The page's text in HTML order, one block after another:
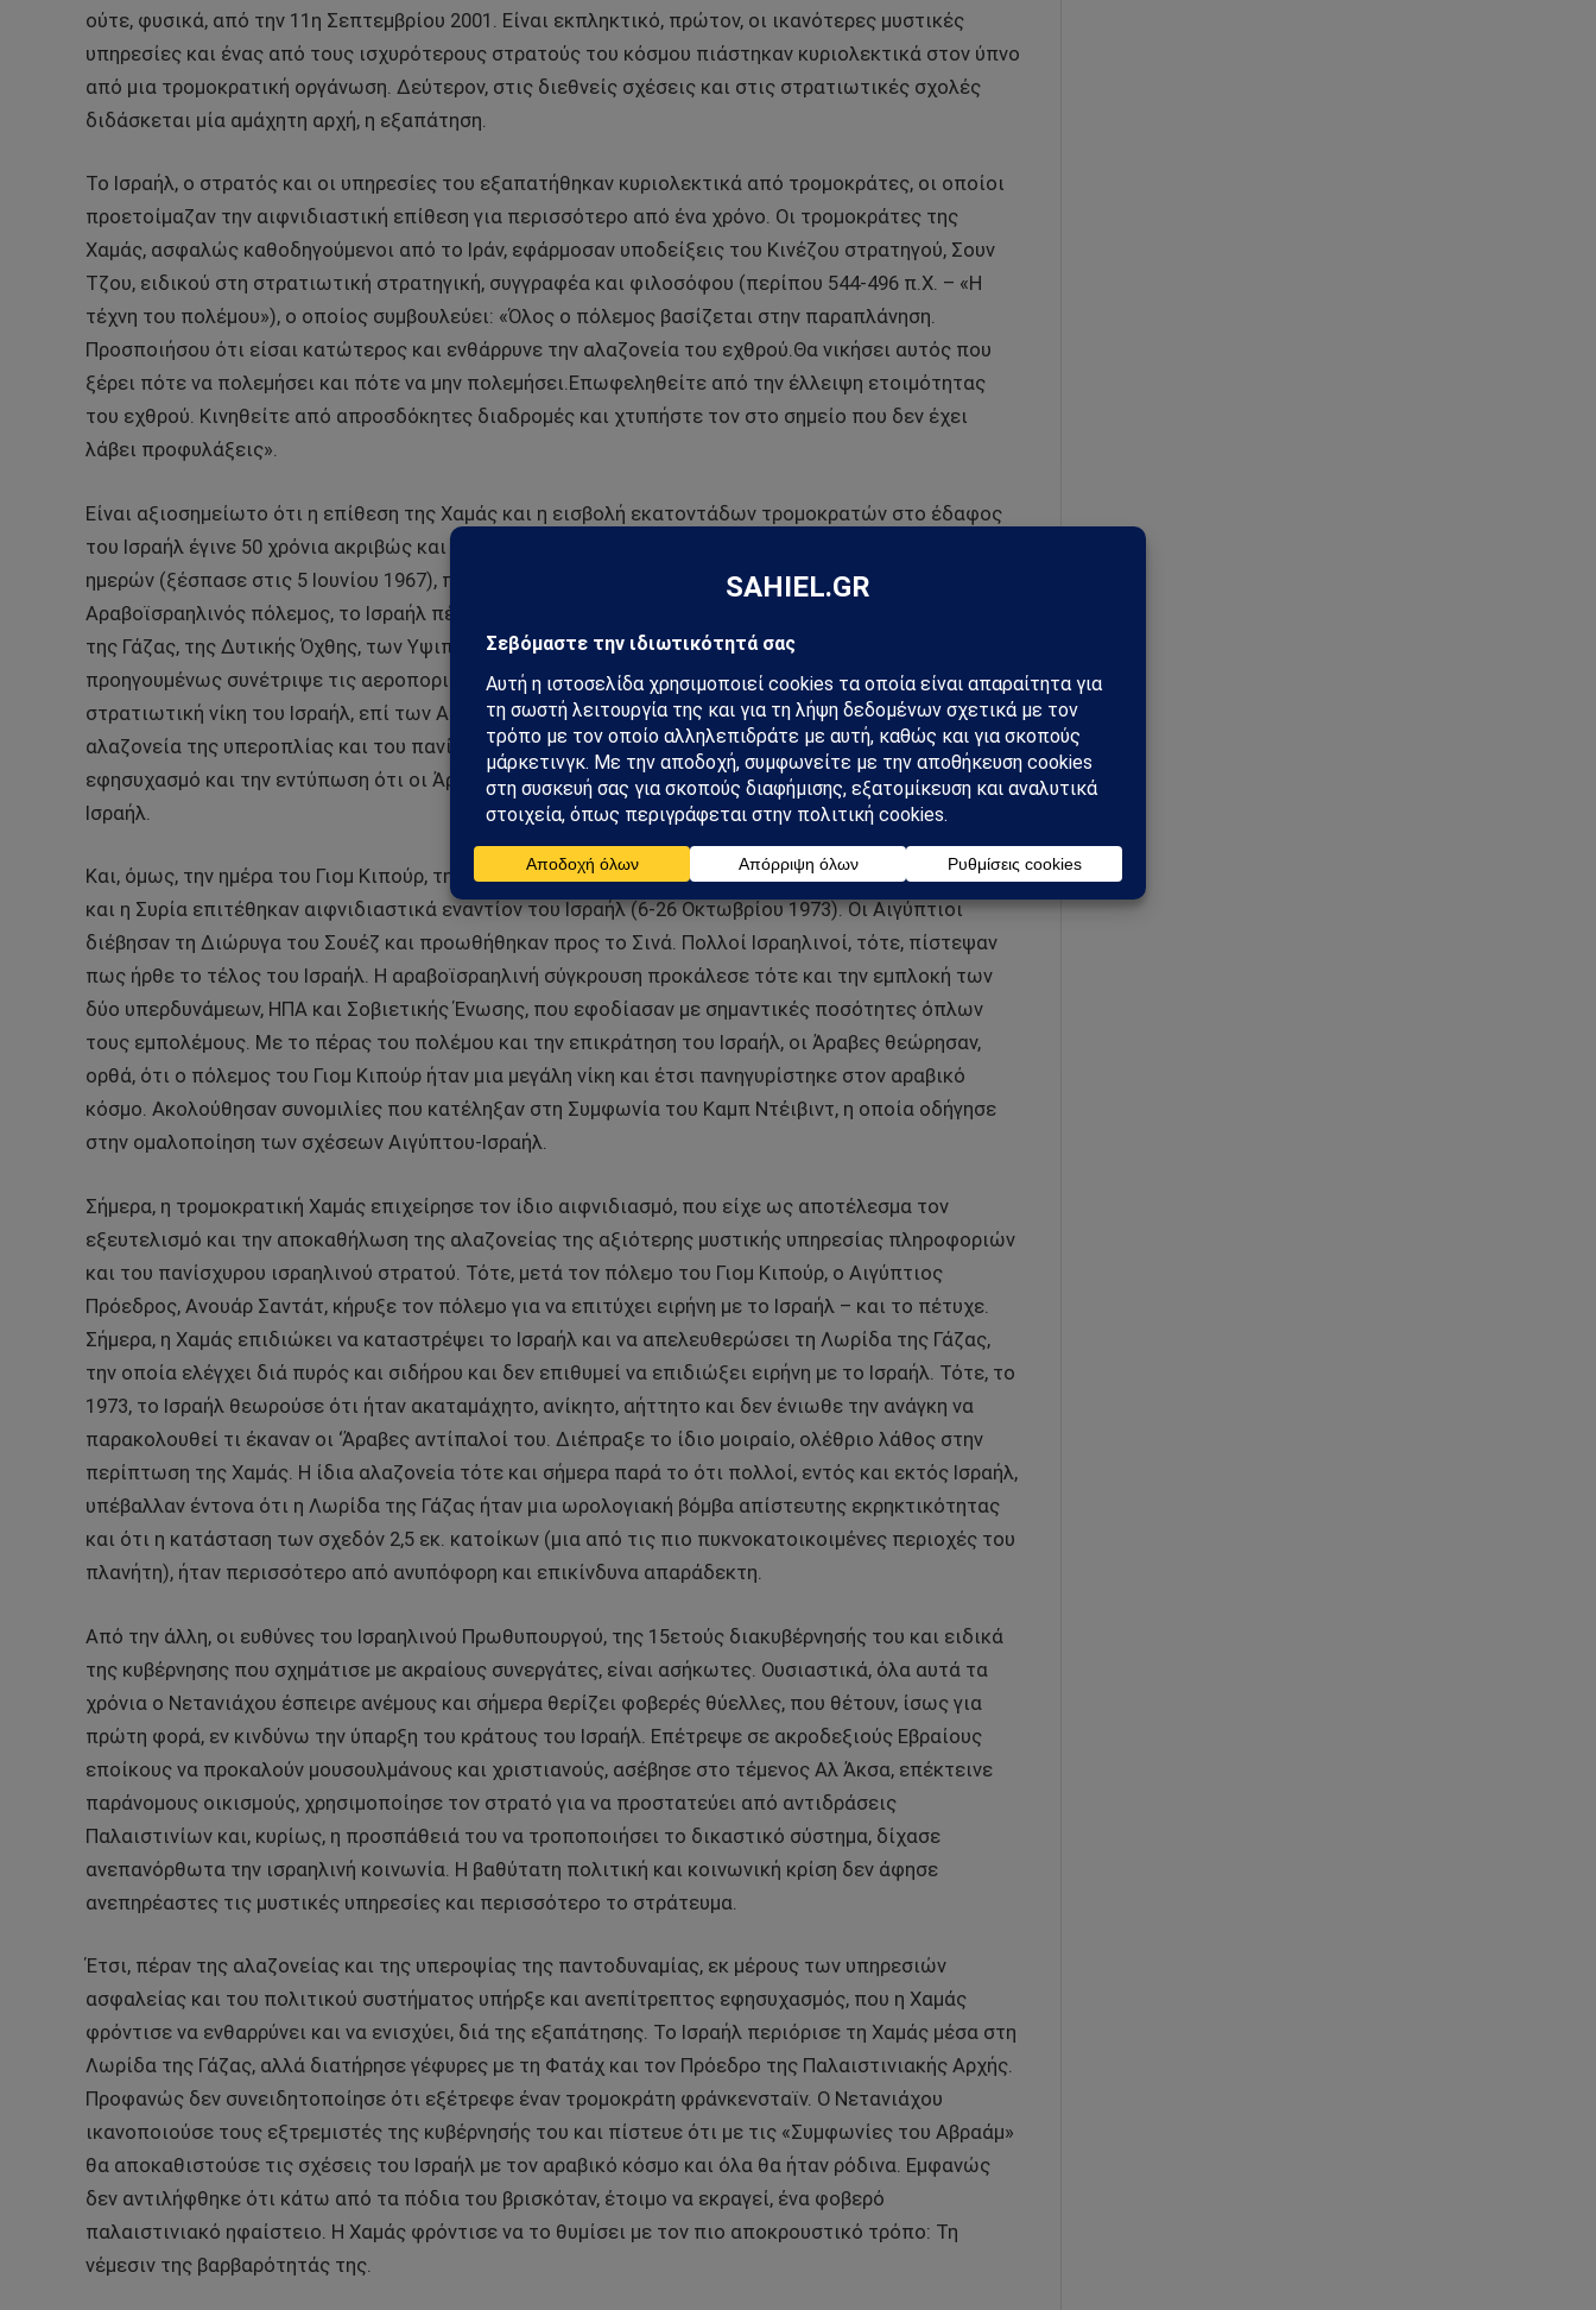
ούτε, φυσικά, από την 11η Σεπτεμβρίου 2001. Είναι εκπληκτικό, πρώτον, οι ικανότερες μυστικές
υπηρεσίες και ένας από τους ισχυρότερους στρατούς του κόσμου πιάστηκαν κυριολεκτικά στον ύπνο
από μια τρομοκρατική οργάνωση. Δεύτερον, στις διεθνείς σχέσεις και στις στρατιωτικές σχολές
διδάσκεται μία αμάχητη αρχή, η εξαπάτηση.
Το Ισραήλ, ο στρατός και οι υπηρεσίες του εξαπατήθηκαν κυριολεκτικά από τρομοκράτες, οι οποίοι
προετοίμαζαν την αιφνιδιαστική επίθεση για περισσότερο από ένα χρόνο. Οι τρομοκράτες της
Χαμάς, ασφαλώς καθοδηγούμενοι από το Ιράν, εφάρμοσαν υποδείξεις του Κινέζου στρατηγού, Σουν
Τζου, ειδικού στη στρατιωτική στρατηγική, συγγραφέα και φιλοσόφου (περίπου 544-496 π.Χ. – «Η
τέχνη του πολέμου»), ο οποίος συμβουλεύει: «Όλος ο πόλεμος βασίζεται στην παραπλάνηση.
Προσποιήσου ότι είσαι κατώτερος και ενθάρρυνε την αλαζονεία του εχθρού.Θα νικήσει αυτός που
ξέρει πότε να πολεμήσει και πότε να μην πολεμήσει.Επωφεληθείτε από την έλλειψη ετοιμότητας
του εχθρού. Κινηθείτε από απροσδόκητες διαδρομές και χτυπήστε τον στο σημείο που δεν έχει
λάβει προφυλάξεις».
Είναι αξιοσημείωτο ότι η επίθεση της Χαμάς και η εισβολή εκατοντάδων τρομοκρατών στο έδαφος
του Ισραήλ έγινε 50 χρόνια ακριβώς και μία ημέρα μετά την ήττα του, το 1973. Με τον πόλεμο των έξι
ημερών (ξέσπασε στις 5 Ιουνίου 1967), που είναι γνωστός και ως Αραβοϊσραηλινός πόλεμος ή Τρίτος
Αραβοϊσραηλινός πόλεμος, το Ισραήλ πέτυχε τον έλεγχο: Της Ανατολικής Ιερουσαλήμ, της Λωρίδας
της Γάζας, της Δυτικής Όχθης, των Υψιπέδων του Γκολάν και της Χερσονήσου του Σινά, αφού
προηγουμένως συνέτριψε τις αεροπορικές δυνάμεις της Αιγύπτου, της Συρίας και της Ιορδανίας. Η
στρατιωτική νίκη του Ισραήλ, επί των Αράβων αντιπάλων του, οδήγησε σε υπεροψίαν και μέθην, στην
αλαζονεία της υπεροπλίας και του πανίσχυρου του ισραηλινού στρατού. Με αποτέλεσμα τον
εφησυχασμό και την εντύπωση ότι οι Άραβες δεν θα αποτολμούσαν ξανά να επιτεθούν εναντίον του
Ισραήλ.
Και, όμως, την ημέρα του Γιομ Κιπούρ, τη σημαντικότερη εβραϊκή γιορτή του εξιλασμού, η Αίγυπτος
και η Συρία επιτέθηκαν αιφνιδιαστικά εναντίον του Ισραήλ (6-26 Οκτωβρίου 1973). Οι Αιγύπτιοι
διέβησαν τη Διώρυγα του Σουέζ και προωθήθηκαν προς το Σινά. Πολλοί Ισραηλινοί, τότε, πίστεψαν
πως ήρθε το τέλος του Ισραήλ. Η αραβοϊσραηλινή σύγκρουση προκάλεσε τότε και την εμπλοκή των
δύο υπερδυνάμεων, ΗΠΑ και Σοβιετικής Ένωσης, που εφοδίασαν με σημαντικές ποσότητες όπλων
τους εμπολέμους. Με το πέρας του πολέμου και την επικράτηση του Ισραήλ, οι Άραβες θεώρησαν,
ορθά, ότι ο πόλεμος του Γιομ Κιπούρ ήταν μια μεγάλη νίκη και έτσι πανηγυρίστηκε στον αραβικό
κόσμο. Ακολούθησαν συνομιλίες που κατέληξαν στη Συμφωνία του Καμπ Ντέιβιντ, η οποία οδήγησε
στην ομαλοποίηση των σχέσεων Αιγύπτου-Ισραήλ.
Σήμερα, η τρομοκρατική Χαμάς επιχείρησε τον ίδιο αιφνιδιασμό, που είχε ως αποτέλεσμα τον
εξευτελισμό και την αποκαθήλωση της αλαζονείας της αξιότερης μυστικής υπηρεσίας πληροφοριών
και του πανίσχυρου ισραηλινού στρατού. Τότε, μετά τον πόλεμο του Γιομ Κιπούρ, ο Αιγύπτιος
Πρόεδρος, Ανουάρ Σαντάτ, κήρυξε τον πόλεμο για να επιτύχει ειρήνη με το Ισραήλ – και το πέτυχε.
Σήμερα, η Χαμάς επιδιώκει να καταστρέψει το Ισραήλ και να απελευθερώσει τη Λωρίδα της Γάζας,
την οποία ελέγχει διά πυρός και σιδήρου και δεν επιθυμεί να επιδιώξει ειρήνη με το Ισραήλ. Τότε, το
1973, το Ισραήλ θεωρούσε ότι ήταν ακαταμάχητο, ανίκητο, αήττητο και δεν ένιωθε την ανάγκη να
παρακολουθεί τι έκαναν οι ‘Άραβες αντίπαλοί του. Διέπραξε το ίδιο μοιραίο, ολέθριο λάθος στην
περίπτωση της Χαμάς. Η ίδια αλαζονεία τότε και σήμερα παρά το ότι πολλοί, εντός και εκτός Ισραήλ,
υπέβαλλαν έντονα ότι η Λωρίδα της Γάζας ήταν μια ωρολογιακή βόμβα απίστευτης εκρηκτικότητας
και ότι η κατάσταση των σχεδόν 2,5 εκ. κατοίκων (μια από τις πιο πυκνοκατοικοιμένες περιοχές του
πλανήτη), ήταν περισσότερο από ανυπόφορη και επικίνδυνα απαράδεκτη.
Από την άλλη, οι ευθύνες του Ισραηλινού Πρωθυπουργού, της 15ετούς διακυβέρνησής του και ειδικά
της κυβέρνησης που σχημάτισε με ακραίους συνεργάτες, είναι ασήκωτες. Ουσιαστικά, όλα αυτά τα
χρόνια ο Νετανιάχου έσπειρε ανέμους και σήμερα θερίζει φοβερές θύελλες, που θέτουν, ίσως για
πρώτη φορά, εν κινδύνω την ύπαρξη του κράτους του Ισραήλ. Επέτρεψε σε ακροδεξιούς Εβραίους
εποίκους να προκαλούν μουσουλμάνους και χριστιανούς, ασέβησε στο τέμενος Αλ Άκσα, επέκτεινε
παράνομους οικισμούς, χρησιμοποίησε τον στρατό για να προστατεύει από αντιδράσεις
Παλαιστινίων και, κυρίως, η προσπάθειά του να τροποποιήσει το δικαστικό σύστημα, δίχασε
ανεπανόρθωτα την ισραηλινή κοινωνία. Η βαθύτατη πολιτική και κοινωνική κρίση δεν άφησε
ανεπηρέαστες τις μυστικές υπηρεσίες και περισσότερο το στράτευμα.
Έτσι, πέραν της αλαζονείας και της υπεροψίας της παντοδυναμίας, εκ μέρους των υπηρεσιών
ασφαλείας και του πολιτικού συστήματος υπήρξε και ανεπίτρεπτος εφησυχασμός, που η Χαμάς
φρόντισε να ενθαρρύνει και να ενισχύει, διά της εξαπάτησης. Το Ισραήλ περιόρισε τη Χαμάς μέσα στη
Λωρίδα της Γάζας, αλλά διατήρησε γέφυρες με τη Φατάχ και τον Πρόεδρο της Παλαιστινιακής Αρχής.
Προφανώς δεν συνειδητοποίησε ότι εξέτρεφε έναν τρομοκράτη φράνκενσταϊν. Ο Νετανιάχου
ικανοποιούσε τους εξτρεμιστές της κυβέρνησής του και πίστευε ότι με τις «Συμφωνίες του Αβραάμ»
θα αποκαθιστούσε τις σχέσεις του Ισραήλ με τον αραβικό κόσμο και όλα θα ήταν ρόδινα. Εμφανώς
δεν αντιλήφθηκε ότι κάτω από τα πόδια του βρισκόταν, έτοιμο να εκραγεί, ένα φοβερό
παλαιστινιακό ηφαίστειο. Η Χαμάς φρόντισε να το θυμίσει με τον πιο αποκρουστικό τρόπο: Τη
νέμεσιν της βαρβαρότητάς της.